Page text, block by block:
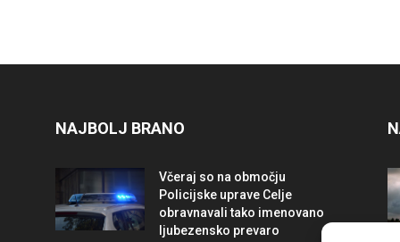
NAJBOLJ BRANO
Včeraj so na območju
Policijske uprave Celje
obravnavali tako imenovano
ljubezensko prevaro